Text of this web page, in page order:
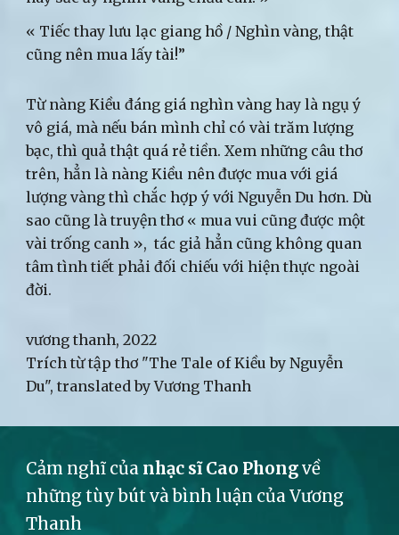
« Tiếc thay lưu lạc giang hồ / Nghìn vàng, thật
cũng nên mua lấy tài!”
Từ nàng Kiều đáng giá nghìn vàng hay là ngụ ý
vô giá, mà nếu bán mình chỉ có vài trăm lượng
bạc, thì quả thật quá rẻ tiền. Xem những câu thơ
trên, hẳn là nàng Kiều nên được mua với giá
lượng vàng thì chắc hợp ý với Nguyễn Du hơn. Dù
sao cũng là truyện thơ « mua vui cũng được một
vài trống canh », tác giả hẳn cũng không quan
tâm tình tiết phải đối chiếu với hiện thực ngoài
đời.
vương thanh, 2022
Trích từ tập thơ "The Tale of Kiều by Nguyễn
Du", translated by Vương Thanh
Cảm nghĩ của nhạc sĩ Cao Phongvề
những tùy bút và bình luận của Vương
Thanh